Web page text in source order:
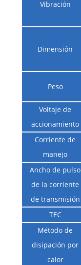
Vibración
Dimensión
Peso
Voltaje de
accionamiento
Corriente de
manejo
Ancho de pulso
de la corriente
de transmisión
TEC
Método de
disipación por
calor